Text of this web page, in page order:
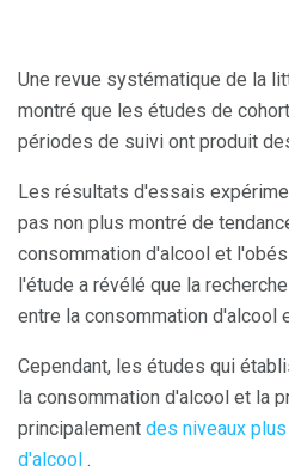
Une revue systématique de la
montré que les études de
périodes de suivi ont produit
Les résultats d'essais
pas non plus montré de
consommation d'alcool et
l'étude a révélé que la
entre la consommation d'alcool
Cependant, les études qui
la consommation d'alcool et la
principalement des niveaux
d'alcool .